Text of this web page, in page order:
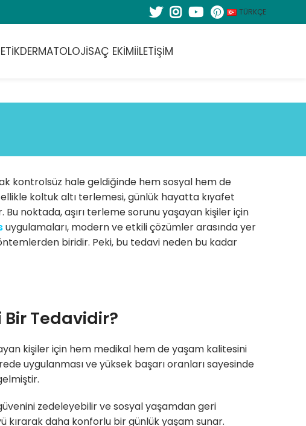
TÜRKÇE
DERMATOLOJISAÇ EKIMIİLETIŞIM
kontrolsüz hale geldiğinde hem sosyal hem de
koltuk altı terlemesi, günlük hayatta kıyafet
noktada, aşırı terleme sorunu yaşayan kişiler için
uygulamaları, modern ve etkili çözümler arasında yer
biridir. Peki, bu tedavi neden bu kadar
Bir Tedavidir?
kişiler için hem medikal hem de yaşam kalitesini
uygulanması ve yüksek başarı oranları sayesinde
zedeleyebilir ve sosyal yaşamdan geri
kırarak daha konforlu bir günlük yaşam sunar.